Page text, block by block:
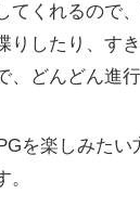
てくれるので
りしたり、す
、どんどん進
を楽しみたい